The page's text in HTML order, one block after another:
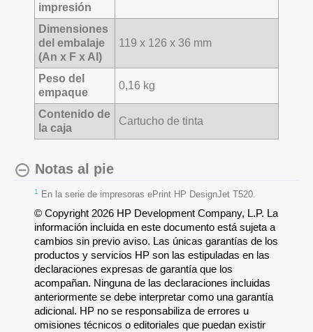
impresión
Dimensiones
del embalaje
(An x F x Al)
119 x 126 x 36 mm
Peso del
empaque
0,16 kg
Contenido de
la caja
Cartucho de tinta
Notas al pie
1 En la serie de impresoras ePrint HP DesignJet T520.
© Copyright 2026 HP Development Company, L.P. La
información incluida en este documento está sujeta a
cambios sin previo aviso. Las únicas garantías de los
productos y servicios HP son las estipuladas en las
declaraciones expresas de garantía que los
acompañan. Ninguna de las declaraciones incluidas
anteriormente se debe interpretar como una garantía
adicional. HP no se responsabiliza de errores u
omisiones técnicos o editoriales que puedan existir